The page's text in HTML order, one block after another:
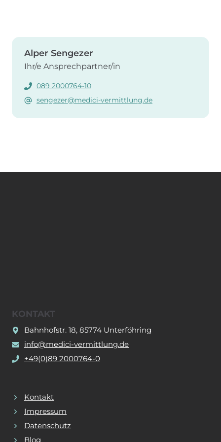
Alper Sengezer
Ihr/e Ansprechpartner/in
089 2000764-10
sengezer@medici-vermittlung.de
KONTAKT
Bahnhofstr. 18, 85774 Unterföhring
info@medici-vermittlung.de
+49(0)89 2000764-0
Kontakt
Impressum
Datenschutz
Blog